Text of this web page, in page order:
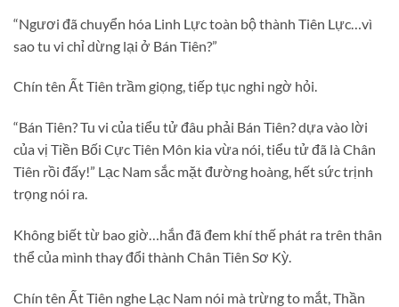
“Ngươi đã chuyển hóa Linh Lực toàn bộ thành Tiên Lực…vì
sao tu vi chỉ dừng lại ở Bán Tiên?”
Chín tên Ất Tiên trầm giọng, tiếp tục nghi ngờ hỏi.
“Bán Tiên? Tu vi của tiểu tử đâu phải Bán Tiên? dựa vào lời
của vị Tiền Bối Cực Tiên Môn kia vừa nói, tiểu tử đã là Chân
Tiên rồi đấy!” Lạc Nam sắc mặt đường hoàng, hết sức trịnh
trọng nói ra.
Không biết từ bao giờ…hắn đã đem khí thế phát ra trên thân
thể của mình thay đổi thành Chân Tiên Sơ Kỳ.
Chín tên Ất Tiên nghe Lạc Nam nói mà trừng to mắt, Thần